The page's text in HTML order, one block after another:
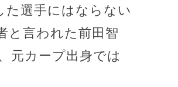
た選手にはならない
と言われた前田智
元カープ出身では